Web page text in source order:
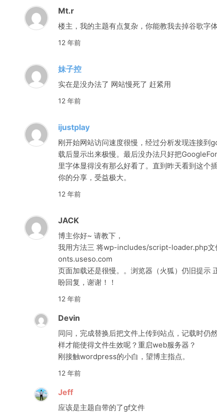
Mt.r
楼主，我的主题有点复杂，你能教我去掉谷歌字
12 年前
妹子控
实在是没办法了 网站慢死了 赶紧用
12 年前
ijustplay
刚开始网站访问速度很慢，经过分析发现连接到
载后显示出来极慢。最后没办法只好把
里字体显得没有那么好看了。直到昨天看到这个
你的分享，受益极大。
12 年前
JACK
博主你好~ 请教下，
我用方法三 将wp-includes/script-loader.php
onts.useso.com
页面加载还是很慢。。浏览器（火狐）仍旧提
盼回复，谢谢！！
12 年前
Devin
同问，完成替换后把文件上传到站点，记载时
样才能使得文件生效呢？重启web服务器？
刚接触wordpress的小白，望博主指点。
12 年前
Jeff
应该是主题自带的了gf文件